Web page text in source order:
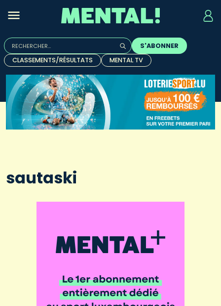
Rechercher :
Quand les résultats de l'auto-complétion sont
S'ABONNER
CLASSEMENTS/RÉSULTATS
MENTAL TV
sautaski